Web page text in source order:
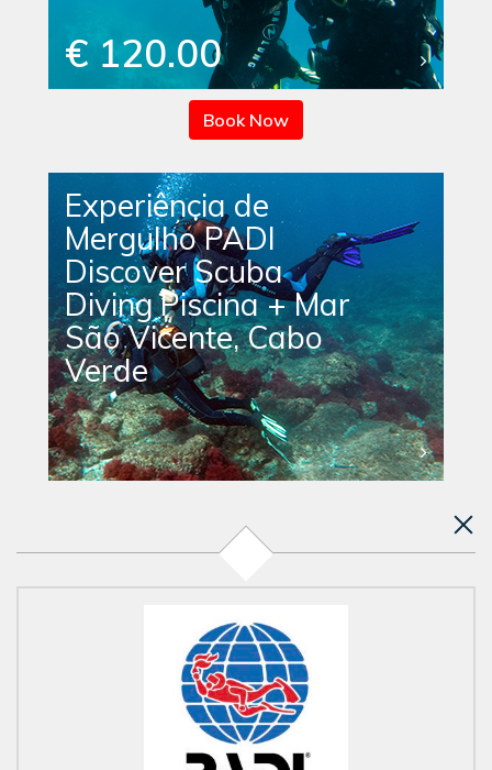
€ 120.00
Book Now
Experiência de
Mergulho PADI
Discover Scuba
Diving Piscina + Mar
São Vicente, Cabo
Verde